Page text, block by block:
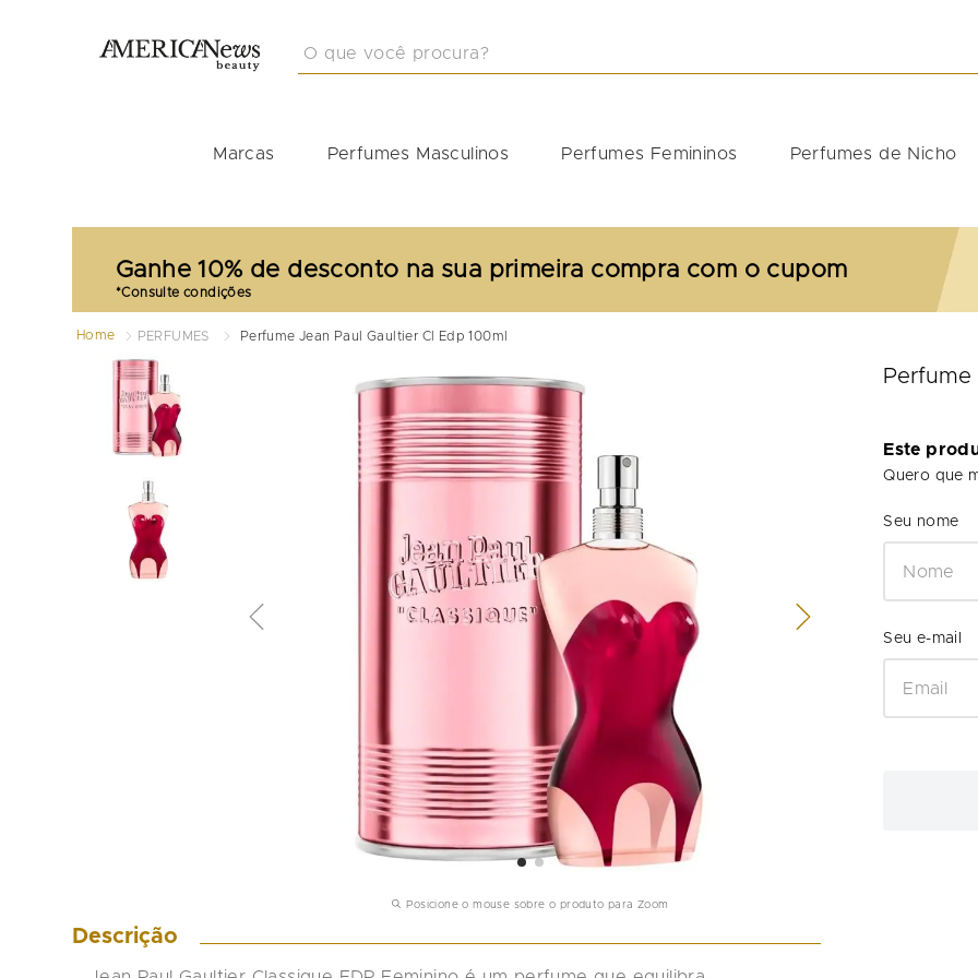
5 º
carolina herrera
good girl
narciso
scandal
Marcas Perfumes Masculinos Perfumes Femininos Perfumes de Nicho
Ganhe 10% de desconto na sua primeira compra com o cupom
Home PERFUMES Perfume Jean Paul Gaultier Cl Edp 100ml
Posicione o mouse sobre o produto para Zoom
Descrição
Perfume
Este
Quero que